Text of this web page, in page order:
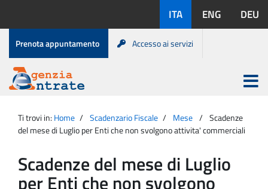
contenuto
disponibili:
ITA ENG DEU
Menu
di
servizio
Prenota appuntamento Accesso ai servizi
Agenzia
Entrate
Apri
menu
principale
Ti trovi in: Home Scadenzario Fiscale Mese
Scadenze
del mese di Luglio per Enti che non svolgono attivita' commerciali
Scadenze del mese di Luglio
per Enti che non svolgono